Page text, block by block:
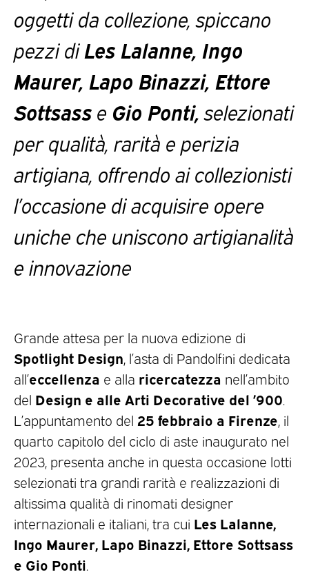
oggetti da collezione, spiccano
pezzi diLes Lalanne, Ingo
Maurer, Lapo Binazzi, Ettore
Sottsasse Gio Ponti,selezionati
per qualità, rarità e perizia
artigiana, offrendo ai collezionisti
l’occasione di acquisire opere
uniche che uniscono artigianalità
e innovazione
Grande attesa per la nuova edizione di
Spotlight Design , l’asta di Pandolfini dedicata
all’eccellenza e alla ricercatezza nell’ambito
del Design e alle Arti Decorative del ’900
L’appuntamento del 25 febbraio a Firenze , il
quarto capitolo del ciclo di aste inaugurato nel
2023, presenta anche in questa occasione lotti
selezionati tra grandi rarità e realizzazioni di
altissima qualità di rinomati designer
internazionali e italiani, tra cui Les Lalanne,
Ingo Maurer, Lapo Binazzi, Ettore Sottsass
e Gio Ponti